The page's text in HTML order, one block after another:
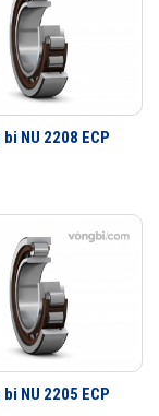
NU 2208 ECP
NU 2205 ECP